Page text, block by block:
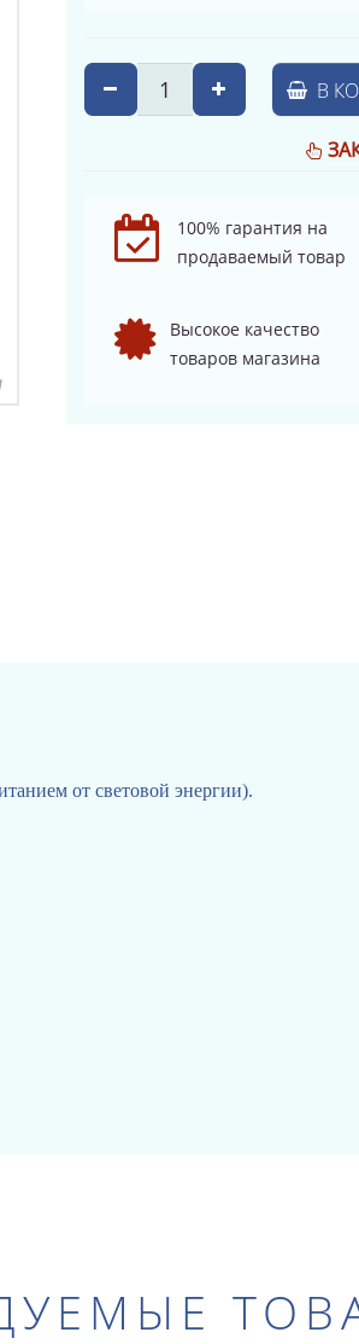
В
100% гарантия на
продаваемый товар
Высокое качество
товаров магазина
от световой энергии).